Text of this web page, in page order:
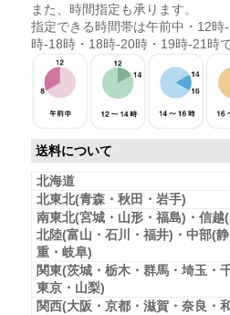
また、時間指定も承ります。
指定できる時間帯は午前中・12
時-18時・18時-20時・19時-21時で
送料について
北海道
北東北(青森・秋田・岩手)
南東北(宮城・山形・福島)・信越(
北陸(富山・石川・福井)・中部(
重・岐阜)
関東(茨城・栃木・群馬・埼玉・
東京・山梨)
関西(大阪・京都・滋賀・奈良・